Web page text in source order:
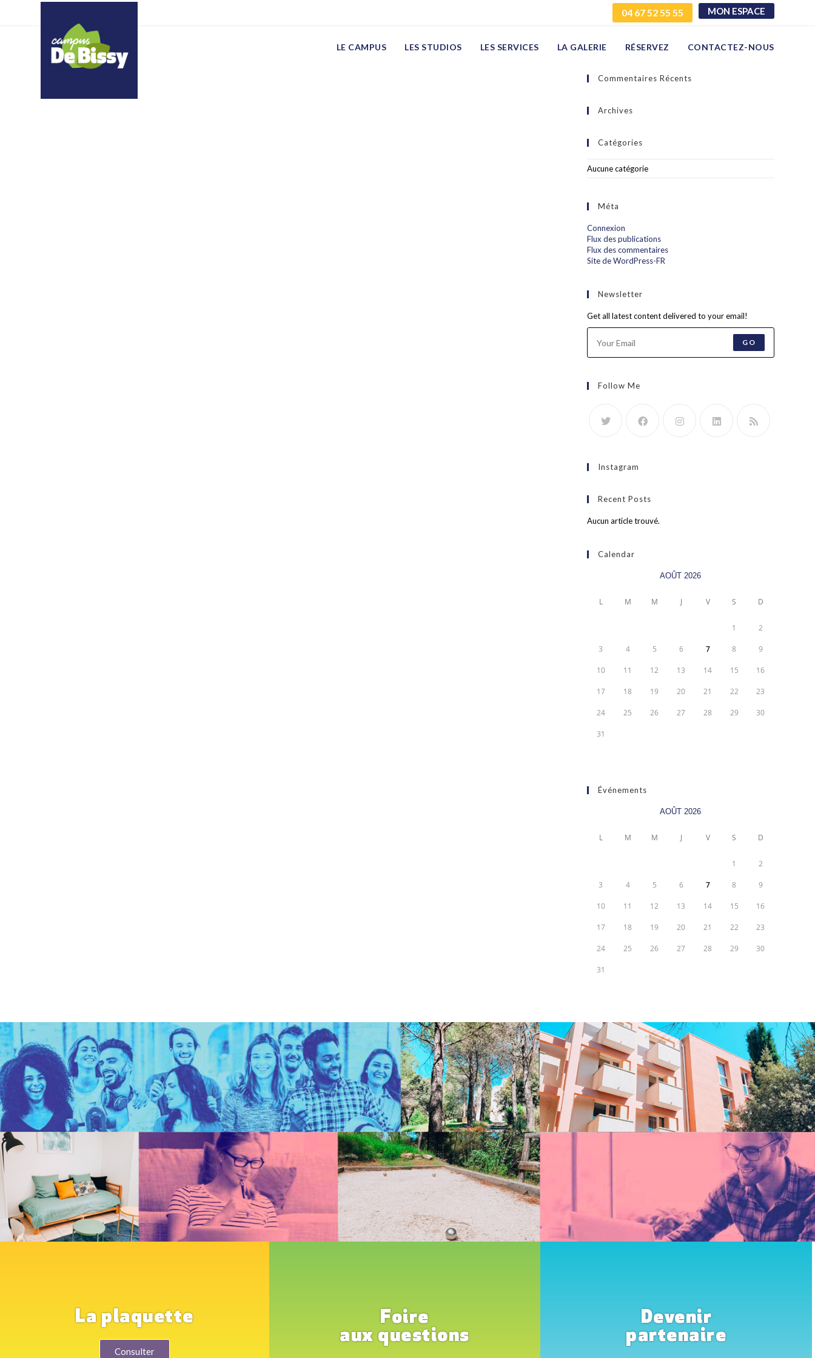
04 67 52 55 55 MON ESPACE
LE CAMPUS LES STUDIOS LES SERVICES LA GALERIE RÉSERVEZ CONTACTEZ-NOUS
ioxkquqgef texzhxxxrp
Commentaires Récents
Archives
Catégories
Aucune catégorie
Méta
Connexion
Flux des publications
Flux des commentaires
Site de WordPress-FR
Newsletter
Get all latest content delivered to your email!
GO
Follow Me
Instagram
Recent Posts
Aucun article trouvé.
Calendar
AOÛT 2026
L M M J V S D
1 2
3 4 5 6 7 8 9
10 11 12 13 14 15 16
17 18 19 20 21 22 23
24 25 26 27 28 29 30
31
Événements
AOÛT 2026
L M M J V S D
1 2
3 4 5 6 7 8 9
10 11 12 13 14 15 16
17 18 19 20 21 22 23
24 25 26 27 28 29 30
31
La plaquette
Consulter
Foire
aux questions
Devenir
partenaire